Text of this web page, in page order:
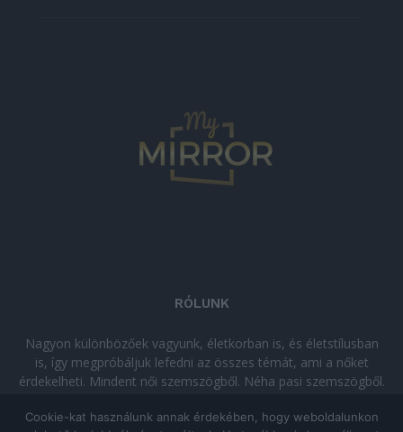
RÓLUNK
Nagyon különbözőek vagyunk, életkorban is, és életstílusban
is, így megpróbáljuk lefedni az összes témát, ami a nőket
érdekelheti. Mindent női szemszögből. Néha pasi szemszögből.
kikapcsolódásra vágysz!
Cookie-kat használunk annak érdekében, hogy weboldalunkon